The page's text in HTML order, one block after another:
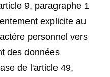
9, paragraphe 1
explicite au
personnel vers
des données
de l'article 49,